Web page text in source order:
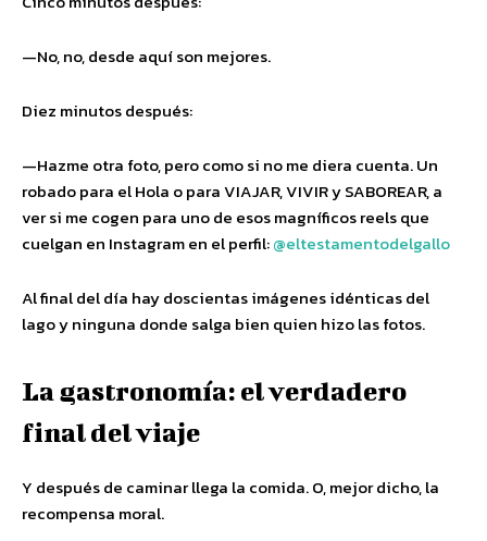
—No, no, desde aquí son mejores.
Diez minutos después:
—Hazme otra foto, pero como si no me diera cuenta. Un
robado para el Hola o para VIAJAR, VIVIR y SABOREAR, a
ver si me cogen para uno de esos magníficos reels que
cuelgan en Instagram en el perfil:@eltestamentodelgallo
Al final del día hay doscientas imágenes idénticas del
lago y ninguna donde salga bien quien hizo las fotos.
La gastronomía: el verdadero
final del viaje
Y después de caminar llega la comida. O, mejor dicho, la
recompensa moral.